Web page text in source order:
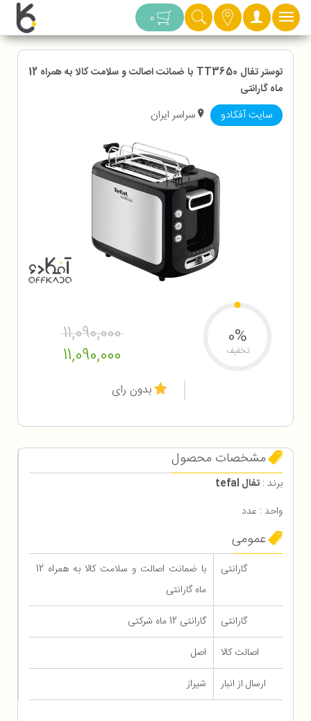
دسته بندی 0
توستر تفال TT3650 با ضمانت اصالت و سلامت کالا به همراه 12
ماه گارانتی
سایت آفکادو سراسر ایران
11,090,000
11,090,000
0%
تخفیف
بدون رای
مشخصات محصول
برند : تفال tefal
واحد : عدد
عمومی
گارانتی
با ضمانت اصالت و سلامت کالا به همراه 12
ماه گارانتی
گارانتی
گارانتی 12 ماه شرکتی
اصالت کالا
اصل
ارسال از انبار
شیراز